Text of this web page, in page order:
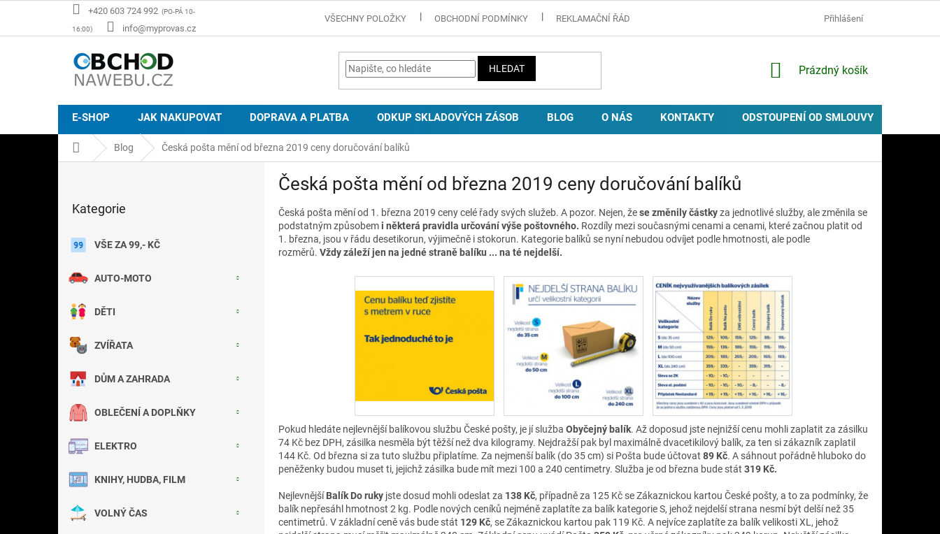
+420 603 724 992
info@myprovas.cz
VŠECHNY POLOŽKY OBCHODNÍ PODMÍNKY REKLAMAČNÍ ŘÁD ZÁSADY POUŽÍVÁNÍ COOKIES
Přihlášení
HLEDAT
NÁKUPNÍ
Prázdný košík
E-SHOP JAK NAKUPOVAT DOPRAVA A PLATBA ODKUP SKLADOVÝCH ZÁSOB BLOG O NÁS KONTAKTY ODSTOUPENÍ OD SMLOUVY
Domů Blog Česká pošta mění od března 2019 ceny doručování balíků
kategorie
Kategorie
VŠE ZA 99,- KČ
AUTO-MOTO
DĚTI
ZVÍŘATA
DŮM A ZAHRADA
OBLEČENÍ A DOPLŇKY
ELEKTRO
KNIHY, HUDBA, FILM
VOLNÝ ČAS
Česká pošta mění od března 2019 ceny doručování balíků
Česká pošta mění od 1. března 2019 ceny celé řady svých služeb. A pozor. Nejen, žese změnily částkyza jednotlivé služby, ale změnila se
podstatným způsobemi některá pravidla určování výše poštovného. Rozdíly mezi současnými cenami a cenami, které začnou platit od
1. března, jsou v řádu desetikorun, výjimečně i stokorun. Kategorie balíků se nyní nebudou odvíjet podle hmotnosti, ale podle
rozměrů. Vždy záleží jen na jedné straně balíku ... na té nejdelší.
Pokud hledáte nejlevnější balíkovou službu České pošty, je jí služba Obyčejný balík. Až doposud jste nejnižší cenu mohli zaplatit za zásilku
74 Kč bez DPH, zásilka nesměla být těžší než dva kilogramy. Nejdražší pak byl maximálně dvacetikilový balík, za ten si zákazník zaplatil
144 Kč. Od března si za tuto službu připlatíme. Za nejmenší balík (do 35 cm) si Pošta bude účtovat 89 Kč. A sáhnout pořádně hluboko do
peněženky budou muset ti, jejichž zásilka bude mít mezi 100 a 240 centimetry. Služba je od března bude stát 319 Kč.
NejlevnějšíBalík Do ruky jste dosud mohli odeslat za 138 Kč, případně za 125 Kč se Zákaznickou kartou České pošty, a to za podmínky, že
balík nepřesáhl hmotnost 2 kg. Podle nových ceníků nejméně zaplatíte za balík kategorie S, jehož nejdelší strana nesmí být delší než 35
centimetrů. V základní ceně vás bude stát 129 Kč, se Zákaznickou kartou pak 119 Kč. A nejvíce zaplatíte za balík velikosti XL, jehož